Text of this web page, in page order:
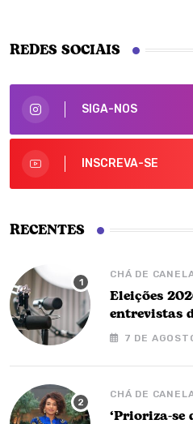
REDES SOCIAIS
SIGA-NOS
INSCREVA-SE
RECENTES
CHÁ DE
Eleições
entrevistas
podcasts é
7 DE
CHÁ DE
‘Prioriza-se